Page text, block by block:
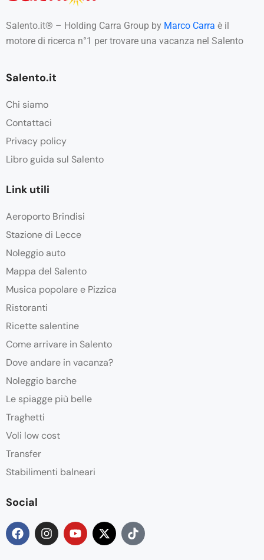
Salento.it® – Holding Carra Group by Marco Carra è il
motore di ricerca n°1 per trovare una vacanza nel Salento
Salento.it
Chi siamo
Contattaci
Privacy policy
Libro guida sul Salento
Link utili
Aeroporto Brindisi
Stazione di Lecce
Noleggio auto
Mappa del Salento
Musica popolare e Pizzica
Ristoranti
Ricette salentine
Come arrivare in Salento
Dove andare in vacanza?
Noleggio barche
Le spiagge più belle
Traghetti
Voli low cost
Transfer
Stabilimenti balneari
Social